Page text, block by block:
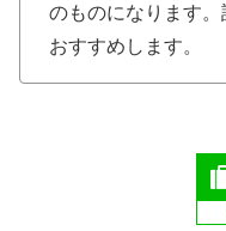
のものになります
おすすめします。